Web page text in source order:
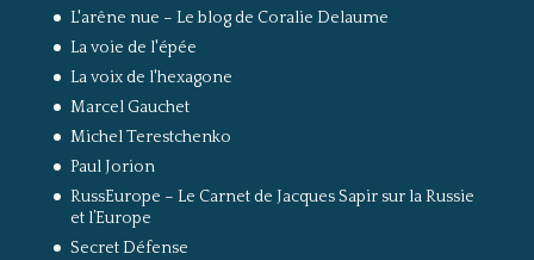
L'arêne nue – Le blog de Coralie Delaume
La voie de l'épée
La voix de l'hexagone
Marcel Gauchet
Michel Terestchenko
Paul Jorion
RussEurope – Le Carnet de Jacques Sapir sur la Russie
et l’Europe
Secret Défense